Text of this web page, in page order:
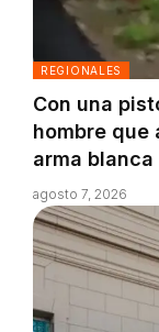
REGIONALES
Con una
hombre que
arma blanca
agosto 7, 2026